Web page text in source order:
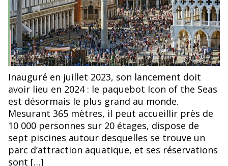
Inauguré en juillet 2023, son lancement doit
avoir lieu en 2024 : le paquebot Icon of the Seas
est désormais le plus grand au monde.
Mesurant 365 mètres, il peut accueillir près de
10 000 personnes sur 20 étages, dispose de
sept piscines autour desquelles se trouve un
parc d’attraction aquatique, et ses réservations
sont […]